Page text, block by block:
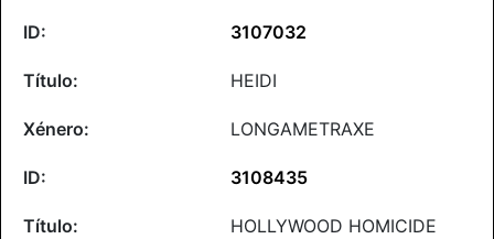
3107032
HEIDI
LONGAMETRAXE
3108435
HOLLYWOOD HOMICIDE